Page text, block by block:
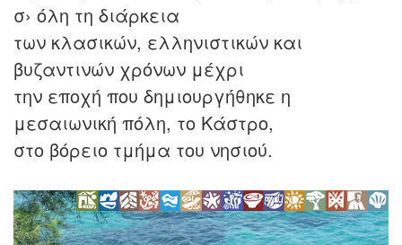
σ› όλη τη διάρκεια
των κλασικών, ελληνιστικών και
βυζαντινών χρόνων μέχρι
την εποχή που δημιουργήθηκε η
μεσαιωνική πόλη, το Κάστρο,
στο βόρειο τμήμα του νησιού.